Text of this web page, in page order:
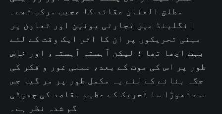
مطلق العنان عقائد کا عجیب مرکب تھے۔
انگلینڈ میں تجارتی یونین اور تعاون پر
مبنی تحریکوں پر ان کا اثر ایک وقت کے لئے
بہت اچھا تھا ؛ لیکن آہستہ آہستہ، اور خاص
طور پر اس کی موت کے بعد، عملی غور و فکر کی
جگہ بنانے کے لئے یہ مکمل طور پر مر گیا جس
سے تھوڑا سا تحریک کے عظیم مقاصد کی چھوٹی
گم شدہ نظر ہے۔